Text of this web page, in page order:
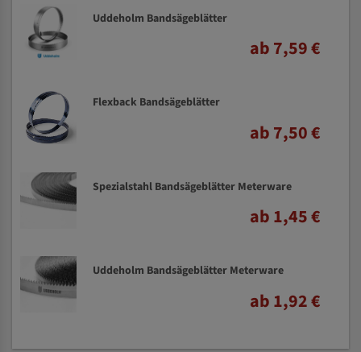
Uddeholm Bandsägeblätter
ab 7,59 €
Flexback Bandsägeblätter
ab 7,50 €
Spezialstahl Bandsägeblätter Meterware
ab 1,45 €
Uddeholm Bandsägeblätter Meterware
ab 1,92 €